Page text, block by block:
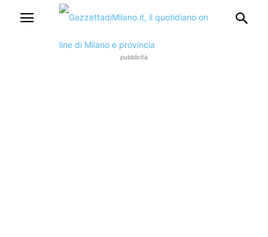
pubblicità